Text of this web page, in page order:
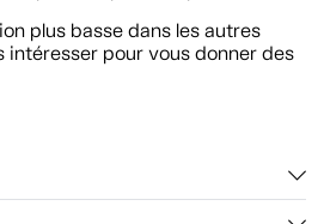
plus basse dans les autres
pour vous donner des